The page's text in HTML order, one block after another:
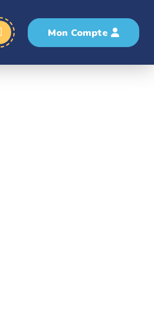
Mon Compte